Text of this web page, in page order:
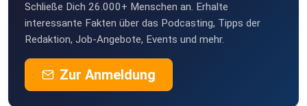
Schließe Dich 26.000+ Menschen an. Erhalte
interessante Fakten über das Podcasting, Tipps der
Redaktion, Job-Angebote, Events und mehr.
Zur Anmeldung